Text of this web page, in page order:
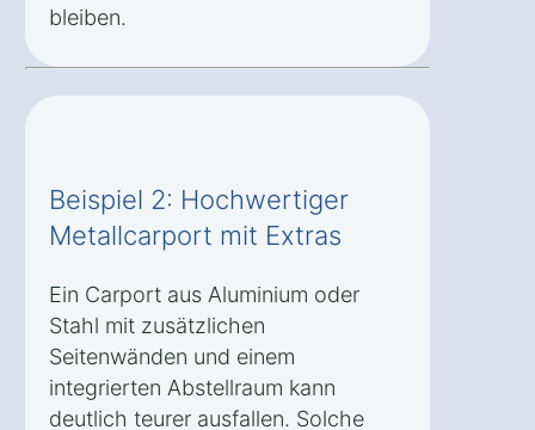
bleiben.
Beispiel 2: Hochwertiger
Metallcarport mit Extras
Ein Carport aus Aluminium oder
Stahl mit zusätzlichen
Seitenwänden und einem
integrierten Abstellraum kann
deutlich teurer ausfallen. Solche